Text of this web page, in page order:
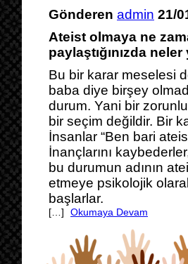
Gönderen admin 21/
Ateist olmaya ne
paylaştığınızda neler
Bu bir karar meselesi
baba diye birşey
durum. Yani bir
bir seçim değildir. Bir
İnsanlar “Ben bari
İnançlarını
bu durumun adının
etmeye psikolojik
başlarlar.
[…]Okumaya Devam